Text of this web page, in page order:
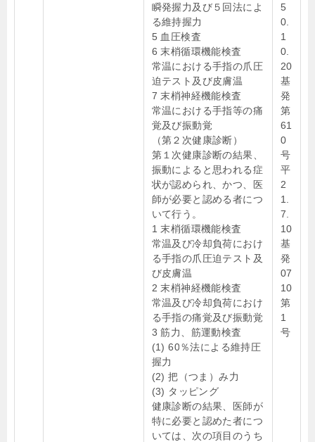
瞬発握力及び５回法によ
る維持握力
5 血圧検査
6 末梢循環機能検査
常温における手指の爪圧
迫テスト及び皮膚温
7 末梢神経機能検査
常温における手指等の痛
覚及び振動覚
（第２次健康診断）
第１次健康診断の結果、
振動によると思われる症
状が認められ、かつ、医
師が必要と認める者につ
いて行う。
1 末梢循環機能検査
常温及び冷却負荷におけ
る手指の爪圧迫テスト及
び皮膚温
2 末梢神経機能検査
常温及び冷却負荷におけ
る手指の痛覚及び振動覚
3 筋力、筋運動検査
(1) 60％法による維持圧
握力
(2) 把（つま）み力
(3) タッピング
健康診断の結果、医師が
特に必要と認めた者につ
いては、次の項目のうち
5
0.
1
0.
20
基
発
第
61
0
号
平
2
1.
7.
10
基
発
07
10
第
1
号